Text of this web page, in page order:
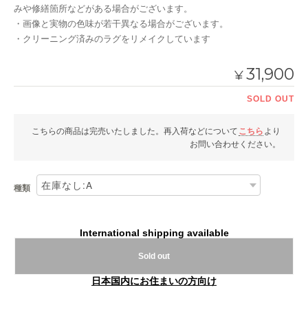
みや修繕箇所などがある場合がございます。
・画像と実物の色味が若干異なる場合がございます。
・クリーニング済みのラグをリメイクしています
¥31,900
SOLD OUT
こちらの商品は完売いたしました。再入荷などについて こちら より
お問い合わせください。
種類
International shipping available
Sold out
日本国内にお住まいの方向け